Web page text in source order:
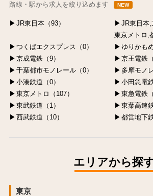
路線・駅から求人を絞り込めます NEW
JR東日本（93）
JR東日本
東京メトロ,
つくばエクスプレス（0）
ゆりかも
京成電鉄（9）
京王電鉄
千葉都市モノレール（0）
多摩モノ
小湊鉄道（0）
小田急電
東京メトロ（107）
東急電鉄（
東武鉄道（1）
東葉高速
西武鉄道（10）
都営地下
エリアから探
東京